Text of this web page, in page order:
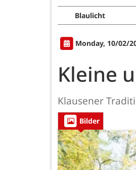
Blaulicht
Monday, 10/02/
Kleine
Klausener
Bilder